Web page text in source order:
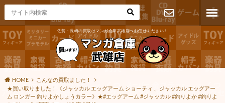
佐賀・長崎の買取はマンガ倉庫武雄店へお任せください！
お問い合わ
せ
HOME
こんなの買取ました！
★買い取りました！《ジャッカル エッグアーム ショーティ 、ジャッカル エッグアー
ム ロンガー 釣りよかしょうカラー》★#エッグアーム #ジャッカル #釣りよか #釣りよ